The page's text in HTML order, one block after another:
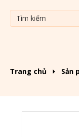
Trang chủ Sản